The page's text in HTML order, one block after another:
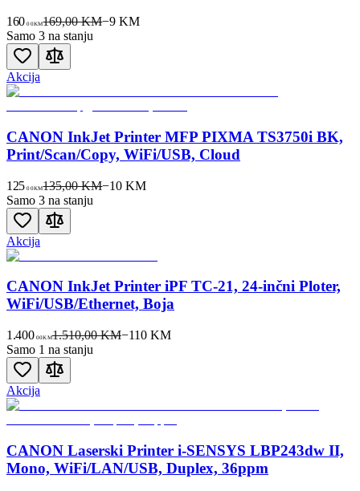
160 00KM169,00 KM−9 KM
Samo 3 na stanju
Akcija
CANON InkJet Printer MFP PIXMA TS3750i BK,
Print/Scan/Copy, WiFi/USB, Cloud
125 00KM135,00 KM−10 KM
Samo 3 na stanju
Akcija
CANON InkJet Printer iPF TC-21, 24-inčni Ploter,
WiFi/USB/Ethernet, Boja
1.400 00KM1.510,00 KM−110KM
Samo 1 na stanju
Akcija
CANON Laserski Printer i-SENSYS LBP243dw II,
Mono, WiFi/LAN/USB, Duplex, 36ppm